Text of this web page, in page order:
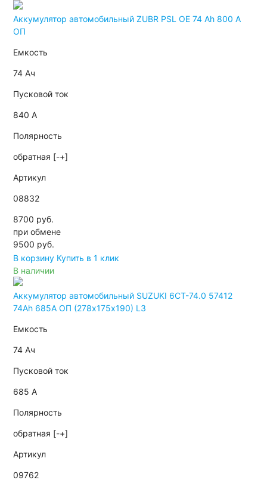
Аккумулятор автомобильный ZUBR PSL OE 74 Ah 800 A
ОП
Емкость
74 Ач
Пусковой ток
840 А
Полярность
обратная [-+]
Артикул
08832
8700 руб.
при обмене
9500 руб.
В корзину Купить в 1 клик
В наличии
Аккумулятор автомобильный SUZUKI 6СТ-74.0 57412
74Ah 685A ОП (278х175х190) L3
Емкость
74 Ач
Пусковой ток
685 А
Полярность
обратная [-+]
Артикул
09762